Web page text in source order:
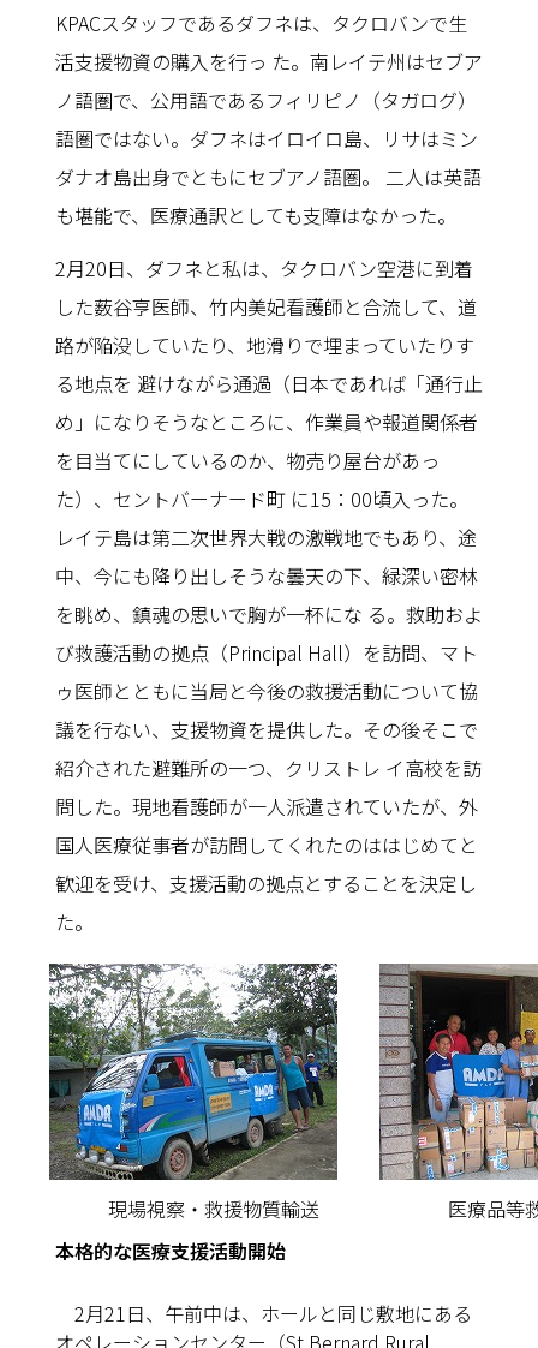
KPACスタッフであるダフネは、タクロバンで生
活支援物資の購入を行っ た。南レイテ州はセブア
ノ語圏で、公用語であるフィリピノ（タガログ）
語圏ではない。ダフネはイロイロ島、リサはミン
ダナオ島出身でともにセブアノ語圏。 二人は英語
も堪能で、医療通訳としても支障はなかった。
2月20日、ダフネと私は、タクロバン空港に到着
した薮谷亨医師、竹内美妃看護師と合流して、道
路が陥没していたり、地滑りで埋まっていたりす
る地点を 避けながら通過（日本であれば「通行止
め」になりそうなところに、作業員や報道関係者
を目当てにしているのか、物売り屋台があっ
た）、セントバーナード町 に15：00頃入った。
レイテ島は第二次世界大戦の激戦地でもあり、途
中、今にも降り出しそうな曇天の下、緑深い密林
を眺め、鎮魂の思いで胸が一杯にな る。救助およ
び救護活動の拠点（Principal Hall）を訪問、マト
ゥ医師とともに当局と今後の救援活動について協
議を行ない、支援物資を提供した。その後そこで
紹介された避難所の一つ、クリストレ イ高校を訪
問した。現地看護師が一人派遣されていたが、外
国人医療従事者が訪問してくれたのははじめてと
歓迎を受け、支援活動の拠点とすることを決定し
た。
現場視察・救援物質輸送
医療品等
本格的な医療支援活動開始
2月21日、午前中は、ホールと同じ敷地にある
オペレーションセンター（St.Bernard Rural